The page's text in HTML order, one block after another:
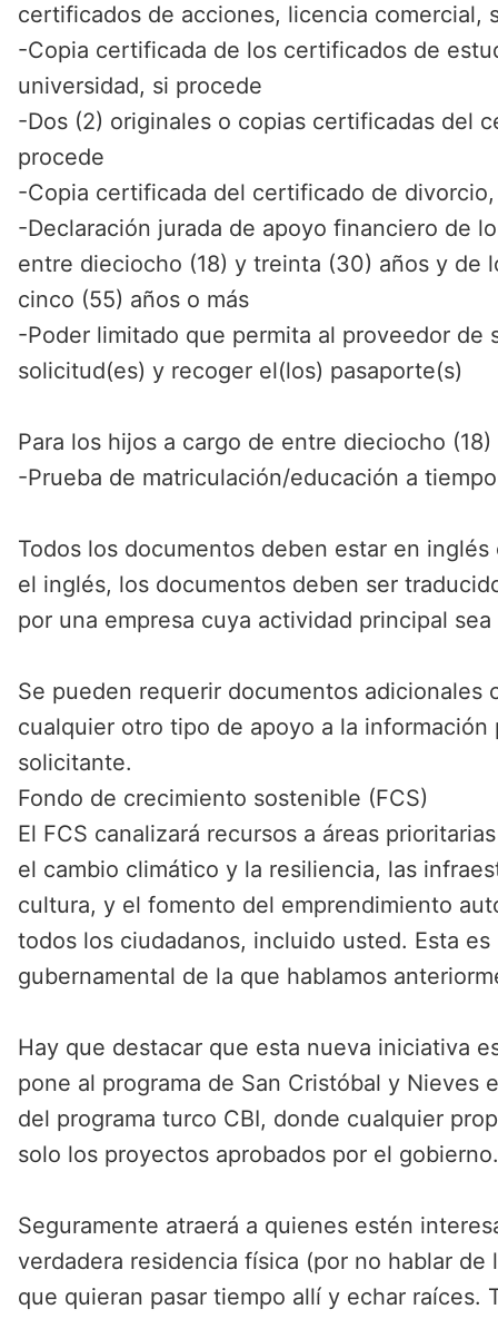
certificados de acciones, licencia comercial,
-Copia certificada de los certificados de
universidad, si procede
-Dos (2) originales o copias certificadas del
procede
-Copia certificada del certificado de
-Declaración jurada de apoyo financiero de
entre dieciocho (18) y treinta (30) años y de
cinco (55) años o más
-Poder limitado que permita al proveedor de
solicitud(es) y recoger el(los) pasaporte(s)
Para los hijos a cargo de entre dieciocho
-Prueba de matriculación/educación a
Todos los documentos deben estar en
el inglés, los documentos deben ser
por una empresa cuya actividad principal
Se pueden requerir documentos adicionales
cualquier otro tipo de apoyo a la información
solicitante.
Fondo de crecimiento sostenible (FCS)
El FCS canalizará recursos a áreas
el cambio climático y la resiliencia, las
cultura, y el fomento del emprendimiento
todos los ciudadanos, incluido usted. Esta
gubernamental de la que hablamos
Hay que destacar que esta nueva iniciativa
pone al programa de San Cristóbal y Nieves
del programa turco CBI, donde cualquier
solo los proyectos aprobados por el
Seguramente atraerá a quienes estén
verdadera residencia física (por no hablar de
que quieran pasar tiempo allí y echar raíces.